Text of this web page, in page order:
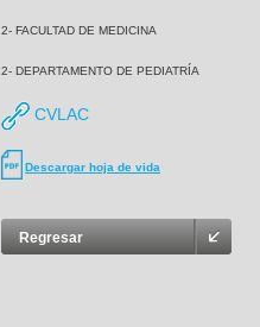
2- FACULTAD DE MEDICINA
2- DEPARTAMENTO DE PEDIATRÍA
CVLAC
Descargar hoja de vida
Regresar